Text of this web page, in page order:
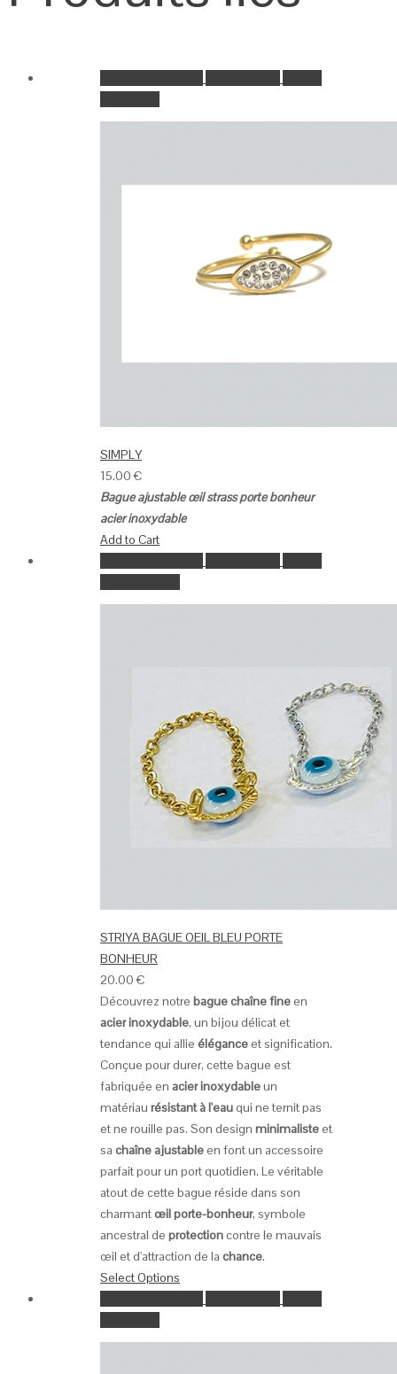
SIMPLY
15.00€
Bague ajustable œil strass porte bonheur
acier inoxydable
Add to Cart
STRIYA BAGUE OEIL BLEU PORTE
BONHEUR
20.00€
Découvrez notre bague chaîne fineen
acier inoxydable, un bijou délicat et
tendance qui allie éléganceet signification.
Conçue pour durer, cette bague est
fabriquée en acier inoxydableun
matériau résistant à l'eauqui ne ternit pas
et ne rouille pas. Son design minimalisteet
sa chaîne ajustableen font un accessoire
parfait pour un port quotidien. Le véritable
atout de cette bague réside dans son
charmant œil porte-bonheur, symbole
ancestral de protectioncontre le mauvais
œil et d'attraction de la chance.
Select Options